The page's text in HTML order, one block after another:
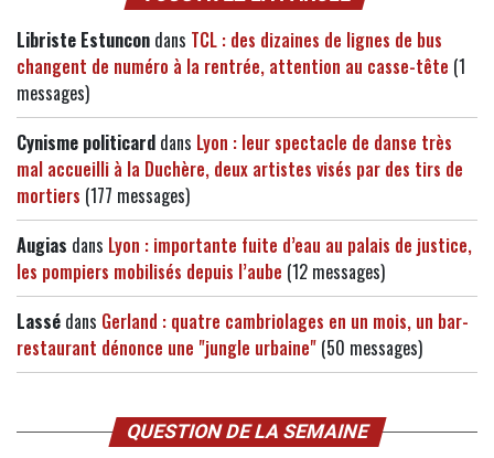
Libriste Estuncon dans TCL : des dizaines de lignes de bus
changent de numéro à la rentrée, attention au casse-tête (1
messages)
Cynisme politicard dans Lyon : leur spectacle de danse très
mal accueilli à la Duchère, deux artistes visés par des tirs de
mortiers (177 messages)
Augias dans Lyon : importante fuite d’eau au palais de justice,
les pompiers mobilisés depuis l’aube (12 messages)
Lassé dans Gerland : quatre cambriolages en un mois, un bar-
restaurant dénonce une "jungle urbaine" (50 messages)
QUESTION DE LA SEMAINE